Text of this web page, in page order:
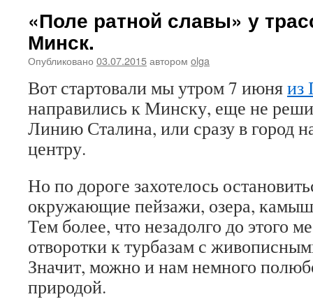
«Поле ратной славы» у
Минск.
Опубликовано 03.07.2015автором olga
Вот стартовали мы утром 7 июняиз
направились к Минску, еще не
Линию Сталина, или сразу в город
центру.
Но по дороге захотелось
окружающие пейзажи, озера,
Тем более, что незадолго до этого
отворотки к турбазам с
Значит, можно и нам немного
природой.